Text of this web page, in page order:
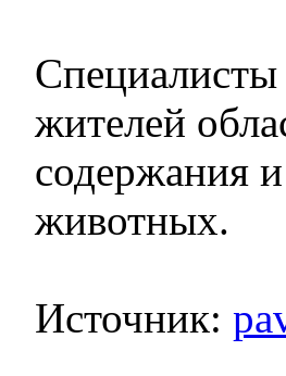
Специалисты
жителей
содержания
животных.
Источник: